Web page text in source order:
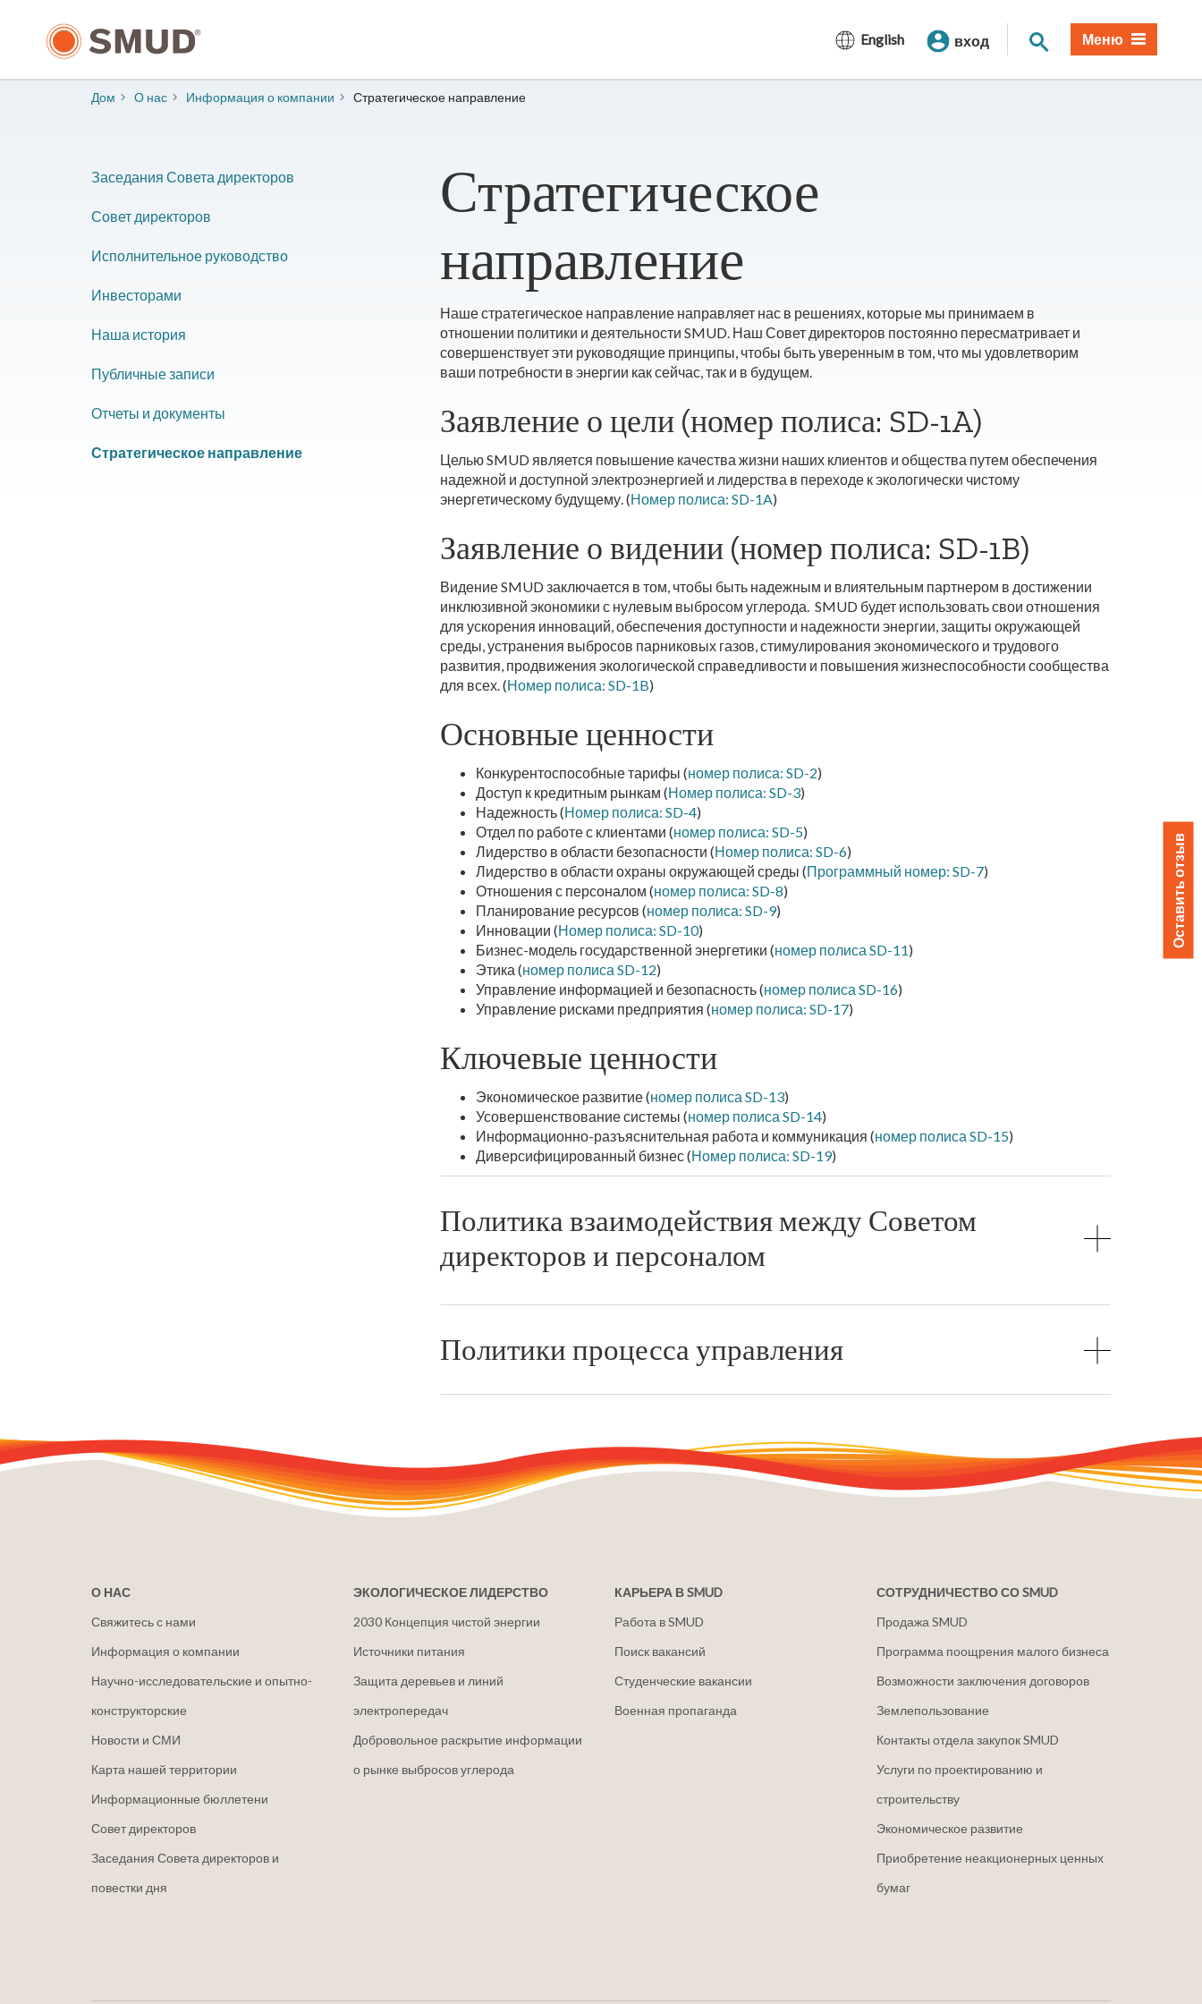
основному
English вход Поиск по сайту
Меню
Дом О нас Информация о компании ​Стратегическое направление
​Стратегическое
направление
Наше стратегическое направление направляет нас в решениях, которые мы принимаем в
отношении политики и деятельности SMUD. Наш Совет директоров постоянно пересматривает и
совершенствует эти руководящие принципы, чтобы быть уверенным в том, что мы удовлетворим
ваши потребности в энергии как сейчас, так и в будущем.
Заявление о цели (номер полиса: SD-1A)
Целью SMUD является повышение качества жизни наших клиентов и общества путем обеспечения
надежной и доступной электроэнергией и лидерства в переходе к экологически чистому
энергетическому будущему. (Номер полиса: SD-1A)
Заявление о видении (номер полиса: SD-1B)
Видение SMUD заключается в том, чтобы быть надежным и влиятельным партнером в достижении
инклюзивной экономики с нулевым выбросом углерода. SMUD будет использовать свои отношения
для ускорения инноваций, обеспечения доступности и надежности энергии, защиты окружающей
среды, устранения выбросов парниковых газов, стимулирования экономического и трудового
развития, продвижения экологической справедливости и повышения жизнеспособности сообщества
для всех. (Номер полиса: SD-1B)
Основные ценности
Конкурентоспособные тарифы (номер полиса: SD-2)
Доступ к кредитным рынкам (Номер полиса: SD-3)
Надежность (Номер полиса: SD-4)
Отдел по работе с клиентами (номер полиса: SD-5)
Лидерство в области безопасности (Номер полиса: SD-6)
Лидерство в области охраны окружающей среды (Программный номер: SD-7)
Отношения с персоналом (номер полиса: SD-8)
Планирование ресурсов (номер полиса: SD-9)
Инновации (Номер полиса: SD-10)
Бизнес-модель государственной энергетики (номер полиса SD-11)
Этика (номер полиса SD-12)
Управление информацией и безопасность (номер полиса SD-16)
Управление рисками предприятия (номер полиса: SD-17)
Ключевые ценности
Экономическое развитие (номер полиса SD-13)
Усовершенствование системы (номер полиса SD-14)
Информационно-разъяснительная работа и коммуникация (номер полиса SD-15)
Диверсифицированный бизнес (Номер полиса: SD-19)
Политика взаимодействия между Советом
директоров и персоналом
Политики процесса управления
​Заседания Совета директоров
Совет директоров
​Исполнительное руководство
Инвесторами
Наша история
​Публичные записи
​Отчеты и документы
​Стратегическое направление
О НАС
Свяжитесь с нами
Информация о компании
Научно-исследовательские и опытно-
конструкторские
Новости и СМИ
Карта нашей территории
Информационные бюллетени
Совет директоров
Заседания Совета директоров и
повестки дня
ЭКОЛОГИЧЕСКОЕ ЛИДЕРСТВО
2030 Концепция чистой энергии
Источники питания
Защита деревьев и линий
электропередач
Добровольное раскрытие информации
о рынке выбросов углерода
КАРЬЕРА В SMUD
Работа в SMUD
Поиск вакансий
Студенческие вакансии
Военная пропаганда
СОТРУДНИЧЕСТВО СО SMUD
Продажа SMUD
Программа поощрения малого бизнеса
Возможности заключения договоров
Землепользование
Контакты отдела закупок SMUD
Услуги по проектированию и
строительству
Экономическое развитие
Приобретение неакционерных ценных
бумаг
Оставить отзыв